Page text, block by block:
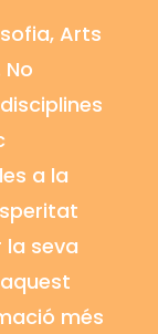
Arts
a la
la seva
més